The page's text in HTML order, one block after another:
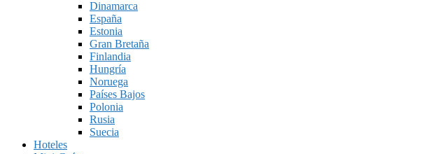
Dinamarca
España
Estonia
Gran Bretaña
Finlandia
Hungría
Noruega
Países Bajos
Polonia
Rusia
Suecia
Hoteles